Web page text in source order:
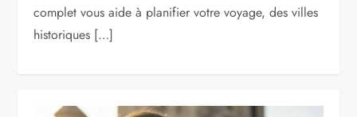
complet vous aide à planifier votre voyage, des villes
historiques […]